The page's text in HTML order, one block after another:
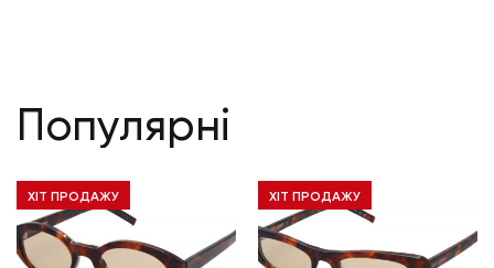
Популярні
ХІТ ПРОДАЖУ ХІТ ПРОДАЖУ